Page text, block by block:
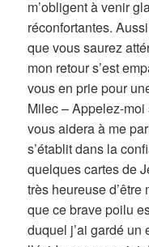
m’obligent à venir
réconfortantes.
que vous saurez
mon retour s’est
vous en prie pour
Milec – Appelez-
vous aidera à me
s’établit dans la
quelques cartes de
très heureuse
que ce brave poilu
duquel j’ai gardé